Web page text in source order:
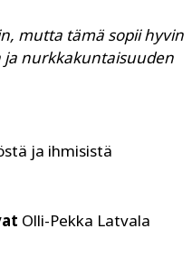
mutta tämä sopii hyvin
nurkkakuntaisuuden
ja ihmisistä
Olli-Pekka Latvala